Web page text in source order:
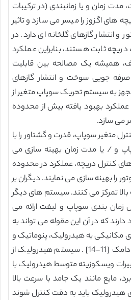
مدت زمان و یا زمانبندی (در ترکیبات
های اگزوز را میسر می سازد و تاثیر
و انتشار گازهای گلخانه ای دارد. در
ثابت هستند، بنابراین عملکرد
همیشه یک مصالحه بین قابلیت
جویی سوخت و انتشار گازهای
به سیستم تحریک سوپاپ متغیر از
بهبود یافته بیش از محدوده
متغیر سوپاپ، قدرت و گشتاور را با
و / یا مدت زمان بهینه سازی می
کنترل دریچه، عملکرد در محدوده
را بهینه سازی می نمایند. دیگران بر
تمرکز می کنند. سیستم های دیگر
زمان بندی سوپاپ و لیفت ارائه می
که در آن این مقوله می تواند به
مکانیکی به هیدرولیک، پنوماتیک و
سیستم های بدون میل بادامک [11-14]. سیستم هیدرولیک از
ویسکوزیته متوسط هیدرولیک با
مایع مانند یک جامد با سرعت بالا
باید به دقت کنترل شوند